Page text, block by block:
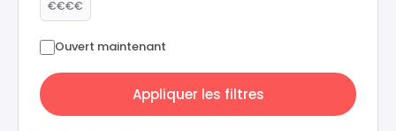
€€€€
Ouvert maintenant
Appliquer les filtres